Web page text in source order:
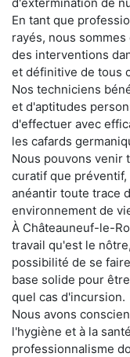
En tant que
rayés, nous
des interventions
et définitive de tous
Nos techniciens
et d'aptitudes
d'effectuer avec
les cafards
Nous pouvons venir
curatif que
anéantir toute trace
environnement de
À Châteauneuf-le-
travail qu'est le
possibilité de se
base solide pour
quel cas d'incursion.
Nous avons
l'hygiène et à la
professionnalisme